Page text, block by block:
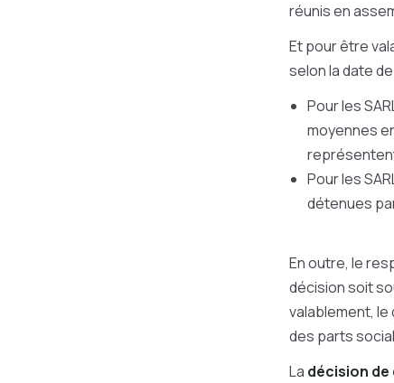
réunis en
Et pour être
selon la date
Pour les
moyennes
Pour les
détenues
En outre, le
décision soit
valablement,
des parts
La décision de